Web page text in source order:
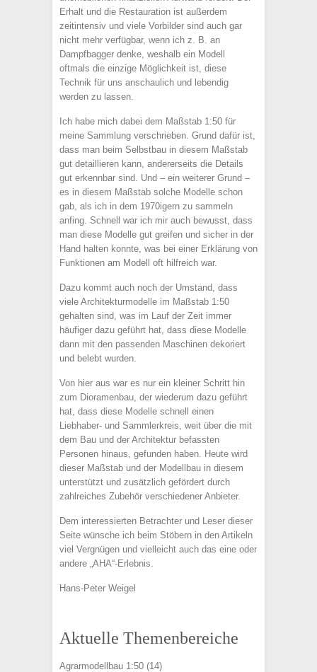
Erhalt und die Restauration ist außerdem
zeitintensiv und viele Vorbilder sind auch gar
nicht mehr verfügbar, wenn ich z. B. an
Dampfbagger denke, weshalb ein Modell
oftmals die einzige Möglichkeit ist, diese
Technik für uns anschaulich und lebendig
werden zu lassen.
Ich habe mich dabei dem Maßstab 1:50 für
meine Sammlung verschrieben. Grund dafür ist,
dass man beim Selbstbau in diesem Maßstab
gut detaillieren kann, andererseits die Details
gut erkennbar sind. Und – ein weiterer Grund –
es in diesem Maßstab solche Modelle schon
gab, als ich in dem 1970igern zu sammeln
anfing. Schnell war ich mir auch bewusst, dass
man diese Modelle gut greifen und sicher in der
Hand halten konnte, was bei einer Erklärung von
Funktionen am Modell oft hilfreich war.
Dazu kommt auch noch der Umstand, dass
viele Architekturmodelle im Maßstab 1:50
gehalten sind, was im Lauf der Zeit immer
häufiger dazu geführt hat, dass diese Modelle
dann mit den passenden Maschinen dekoriert
und belebt wurden.
Von hier aus war es nur ein kleiner Schritt hin
zum Dioramenbau, der wiederum dazu geführt
hat, dass diese Modelle schnell einen
Liebhaber- und Sammlerkreis, weit über die mit
dem Bau und der Architektur befassten
Personen hinaus, gefunden haben. Heute wird
dieser Maßstab und der Modellbau in diesem
unterstützt und zusätzlich gefördert durch
zahlreiches Zubehör verschiedener Anbieter.
Dem interessierten Betrachter und Leser dieser
Seite wünsche ich beim Stöbern in den Artikeln
viel Vergnügen und vielleicht auch das eine oder
andere „AHA“-Erlebnis.
Hans-Peter Weigel
Aktuelle Themenbereiche
Agrarmodellbau 1:50 (14)